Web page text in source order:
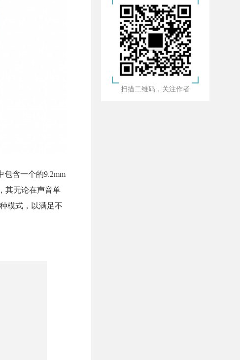
含一个的9.2mm
其无论在声音单
模式，以满足不
扫描二维码，关注作者